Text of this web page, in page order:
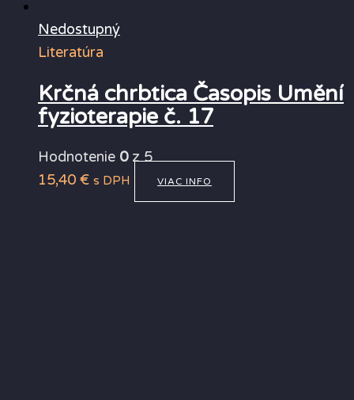
Nedostupný
Literatúra
Krčná chrbtica Časopis Umění
fyzioterapie č. 17
Hodnotenie 0z 5
15,40 € s DPH VIAC INFO